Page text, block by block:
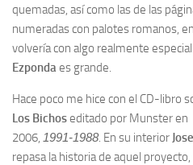
quemadas, así como las de las
numeradas con palotes romanos,
volvería con algo realmente
Ezpondaes grande.
Hace poco me hice con el CD-libro
Los Bichoseditado por Munster en
2006, 1991-1988. En su interior
repasa la historia de aquel proyecto,